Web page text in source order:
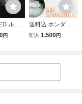
ルー
ゲッジ
AP2
イプS
円
送料込 ホンダ 汎
用 LEDラゲッジラ
即決 1,500円